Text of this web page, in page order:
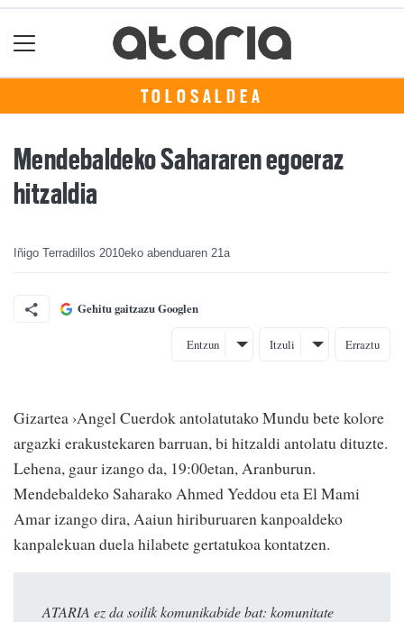
TOLOSALDEA
Mendebaldeko Sahararen egoeraz
hitzaldia
Iñigo Terradillos 2010eko abenduaren 21a
Gehitu gaitzazu Googlen
Entzun Itzuli Erraztu
Gizartea ›Angel Cuerdok antolatutako Mundu bete kolore
argazki erakustekaren barruan, bi hitzaldi antolatu dituzte.
Lehena, gaur izango da, 19:00etan, Aranburun.
Mendebaldeko Saharako Ahmed Yeddou eta El Mami
Amar izango dira, Aaiun hiriburuaren kanpoaldeko
kanpalekuan duela hilabete gertatukoa kontatzen.
ATARIA ez da soilik komunikabide bat: komunitate